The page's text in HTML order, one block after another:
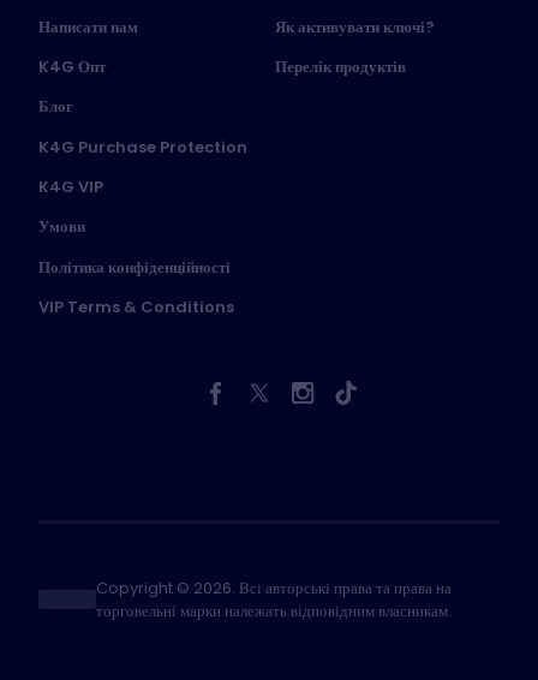
Написати нам
K4G Опт
Блог
K4G Purchase Protection
K4G VIP
Умови
Політика конфіденційності
VIP Terms & Conditions
Як активувати ключі?
Перелік продуктів
Copyright © 2026. Всі авторські права та права на
торговельні марки належать відповідним власникам.